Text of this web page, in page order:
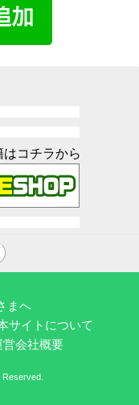
コチラから
まへ
サイトについて
会社概要